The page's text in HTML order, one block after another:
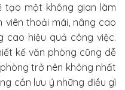
tạo một không gian làm
viên thoải mái, nâng cao
cao hiệu quả công việc.
kế văn phòng cũng dễ
trở nên không nhất
cần lưu ý những điều gì